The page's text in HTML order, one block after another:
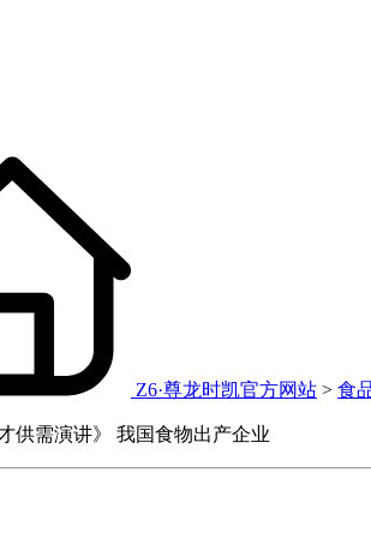
Z6·尊龙时凯官方网站 > 食
供需演讲》 我国食物出产企业